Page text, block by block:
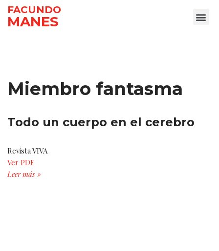
Ir
FACUNDO
MANES
Miembro fantasma
Todo un cuerpo en el cerebro
Revista VIVA
Ver PDF
Leer más »